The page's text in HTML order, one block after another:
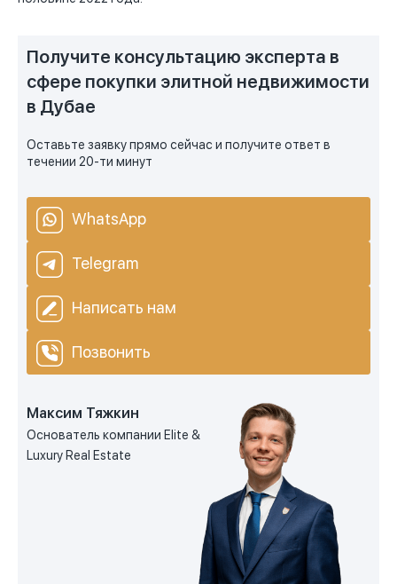
Получите консультацию эксперта в
сфере покупки элитной недвижимости
в Дубае
Оставьте заявку прямо сейчас и получите ответ в
течении 20-ти минут
WhatsApp
Telegram
Написать нам
Позвонить
Максим Тяжкин
Основатель компании Elite &
Luxury Real Estate